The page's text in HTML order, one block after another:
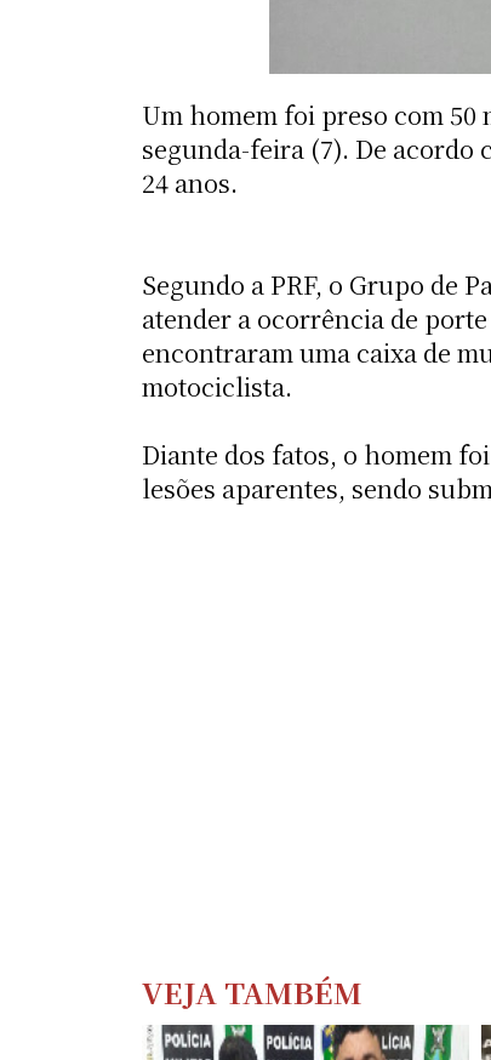
Um homem foi preso com 50
segunda-feira (7). De acordo
24 anos.
Segundo a PRF, o Grupo de
atender a ocorrência de
encontraram uma caixa de
motociclista.
Diante dos fatos, o homem
lesões aparentes, sendo
VEJA TAMBÉM